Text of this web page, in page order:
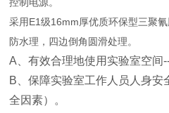
采用E1级16mm厚优质环保型三聚
防水理，四边倒角圆滑处理。
A、有效合理地使用实验室空间
B、保障实验室工作人员人身安
全因素）。